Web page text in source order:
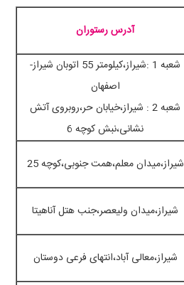
آدرس رستوران
شعبه 1 :شیراز،کیلومتر 55 اتوبان شیراز-
اصفهان
شعبه 2 : شیراز،خیابان حر،روبروی آتش
نشانی،نبش کوچه 6
شیراز،میدان معلم،همت جنوبی،کوچه 25
شیراز،میدان ولیعصر،جنب هتل آناهیتا
شیراز،معالی آباد،انتهای فرعی دوستان